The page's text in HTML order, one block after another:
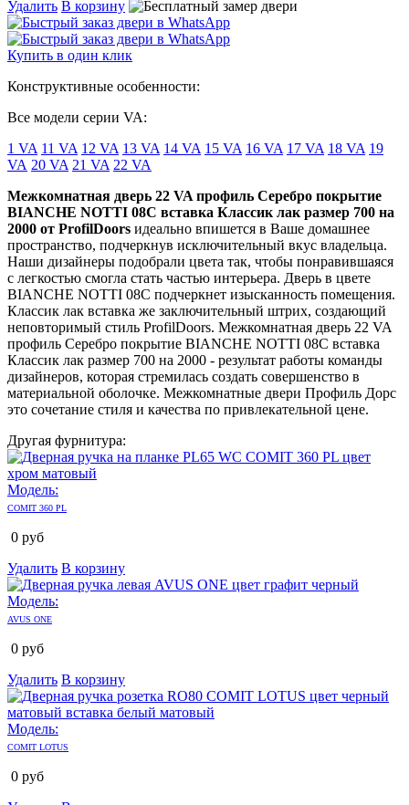
Удалить В корзину
Купить в один клик
Конструктивные особенности:
Все модели серии VA:
1 VA 11 VA 12 VA 13 VA 14 VA 15 VA 16 VA 17 VA 18 VA 19
VA 20 VA 21 VA 22 VA
Межкомнатная дверь 22 VA профиль Серебро покрытие
BIANCHE NOTTI 08C вставка Классик лак размер 700 на
2000 от ProfilDoors идеально впишется в Ваше домашнее
пространство, подчеркнув исключительный вкус владельца.
Наши дизайнеры подобрали цвета так, чтобы понравившаяся
с легкостью смогла стать частью интерьера. Дверь в цвете
BIANCHE NOTTI 08C подчеркнет изысканность помещения.
Классик лак вставка же заключительный штрих, создающий
неповторимый стиль ProfilDoors. Межкомнатная дверь 22 VA
профиль Серебро покрытие BIANCHE NOTTI 08C вставка
Классик лак размер 700 на 2000 - результат работы команды
дизайнеров, которая стремилась создать совершенство в
материальной оболочке. Межкомнатные двери Профиль Дорс
это сочетание стиля и качества по привлекательной цене.
Другая фурнитура:
Модель:
COMIT 360 PL
0 руб
Удалить В корзину
Модель:
AVUS ONE
0 руб
Удалить В корзину
Модель:
COMIT LOTUS
0 руб